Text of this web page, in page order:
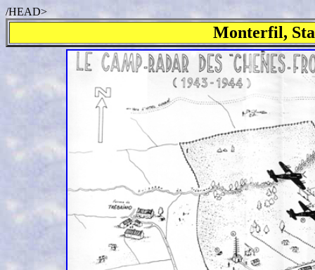
/HEAD>
Monterfil,